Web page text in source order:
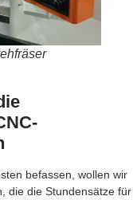
befassen, wollen wir
die die Stundensätze für